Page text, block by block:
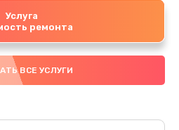
Услуга
ремонта
ВСЕ УСЛУГИ